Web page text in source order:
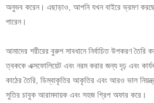
অনুভব করেন। এছাড়াও, আপনি যখন বাইরে ভ্রমণ
পারেন।
আমাদের শরীরের বুরুশ সাবধানে নির্বাচিত উপকরণ তৈরি
ত্বককে এক্সফোলিয়েট এবং নরম করার জন্য দৃঢ় এবং
কাঠের তৈরি, ডিম্বাকৃতির আকৃতির এবং আরও ভাল
সুতির চাবুক আরামদায়ক এবং সহজ গ্রিপ অফার করে।